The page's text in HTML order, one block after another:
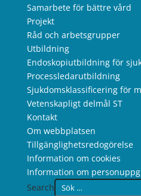
Samarbete för bättre vård
Projekt
Råd och arbetsgrupper
Utbildning
Endoskopiutbildning för
Processledarutbildning
Sjukdomsklassificering för
Vetenskapligt delmål ST
Kontakt
Om webbplatsen
Tillgänglighetsredogörelse
Information om cookies
Information om
Search